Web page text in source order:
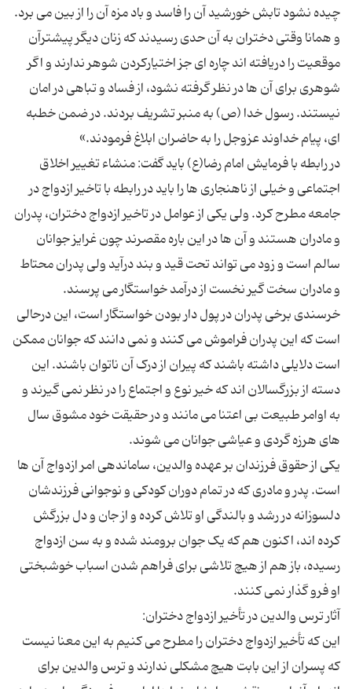
چیده نشود تابش خورشید آن را فاسد و باد مزه آن را از بین می برد.
و همانا وقتی دختران به آن حدی رسیدند که زنان دیگر پیشترآن
موقعیت را دریافته اند چاره ای جز اختیارکردن شوهر ندارند و اگر
شوهری برای آن ها در نظر گرفته نشود، از فساد و تباهی در امان
نیستند. رسول خدا (ص) به منبر تشریف بردند. در ضمن خطبه
در رابطه با فرمایش امام رضا(ع) باید گفت: منشاء تغییر اخلاق
اجتماعی و خیلی از ناهنجاری ها را باید در رابطه با تاخیر ازدواج در
جامعه مطرح کرد. ولی یکی از عوامل در تاخیر ازدواج دختران، پدران
و مادران هستند و آن ها در این باره مقصرند چون غرایز جوانان
سالم است و زود می تواند تحت قید و بند درآید ولی پدران محتاط
خرسندی برخی پدران در پول دار بودن خواستگار است، این درحالی
است که این پدران فراموش می کنند و نمی دانند که جوانان ممکن
است دلایلی داشته باشند که پیران از درک آن ناتوان باشند. این
دسته از بزرگسالان اند که خیر نوع و اجتماع را در نظر نمی گیرند و
به اوامر طبیعت بی اعتنا می مانند و در حقیقت خود مشوق سال
یکی از حقوق فرزندان بر عهده والدین، ساماندهی امر ازدواج آن ها
است. پدر و مادری که در تمام دوران کودکی و نوجوانی فرزندشان
دلسوزانه در رشد و بالندگی او تلاش کرده و از جان و دل بزرگش
کرده اند، اکنون هم که یک جوان برومند شده و به سن ازدواج
رسیده، باز هم از هیچ تلاشی برای فراهم شدن اسباب خوشبختی
این که تأخیر ازدواج دختران را مطرح می کنیم به این معنا نیست
که پسران از این بابت هیچ مشکلی ندارند و ترس والدین برای